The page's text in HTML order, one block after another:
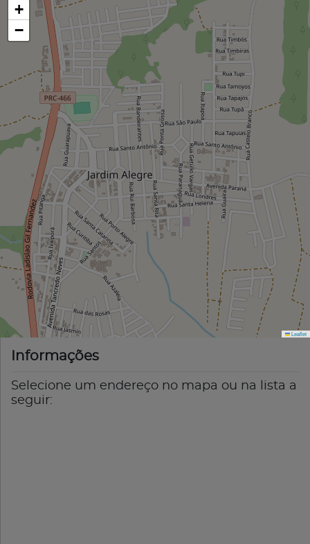
+
−
Leaflet
Informações
Selecione um endereço no mapa ou na lista a
seguir: